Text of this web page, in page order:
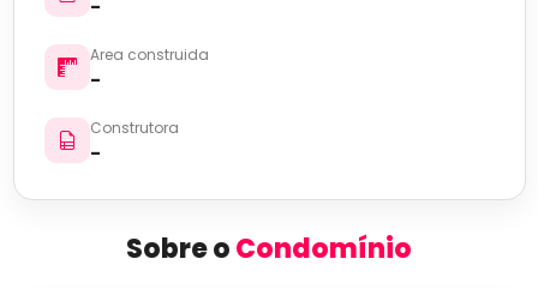
-
Area construida
-
Construtora
-
Sobre oCondomínio